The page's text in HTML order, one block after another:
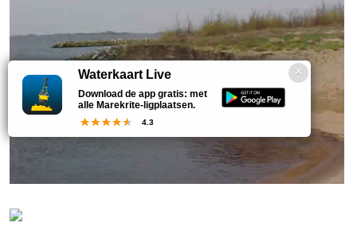
Waterkaart Live
Download de app gratis: met
alle Marekrite-ligplaatsen.
4.3